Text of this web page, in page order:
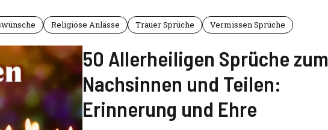
Religiöse Anlässe Trauer Sprüche Vermissen Sprüche
50 Allerheiligen Sprüche zum
Nachsinnen und Teilen:
Erinnerung und Ehre